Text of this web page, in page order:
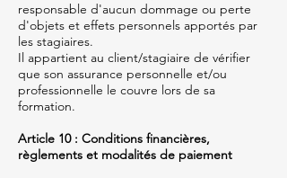
responsable d'aucun dommage ou perte
d'objets et effets personnels apportés par
les stagiaires.
Il appartient au client/stagiaire de vérifier
que son assurance personnelle et/ou
professionnelle le couvre lors de sa
formation.
Article 10 : Conditions financières,
règlements et modalités de paiement